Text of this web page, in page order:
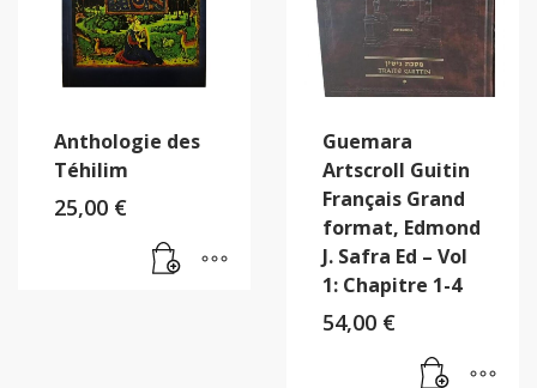
Anthologie des
Téhilim
25,00 €
Guemara
Artscroll Guitin
Français Grand
format, Edmond
J. Safra Ed – Vol
1: Chapitre 1-4
54,00 €